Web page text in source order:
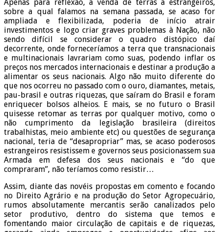
Apenas para reflexão, a venda de terras a estrangeiros,
sobre a qual falamos na semana passada, se acaso for
ampliada e flexibilizada, poderia de início atrair
investimentos e logo criar graves problemas à Nação, não
sendo difícil se considerar o quadro distópico daí
decorrente, onde forneceríamos a terra que transnacionais
e multinacionais lavrariam como suas, podendo inflar os
preços nos mercados internacionais e destinar a produção a
alimentar os seus nacionais. Algo não muito diferente do
que nos ocorreu no passado com o ouro, diamantes, metais,
pau-brasil e outras riquezas, que saíram do Brasil e foram
enriquecer bolsos alheios. E mais, se no futuro o Brasil
quisesse retomar as terras por qualquer motivo, como o
não cumprimento da legislação brasileira (direitos
trabalhistas, meio ambiente etc) ou questões de segurança
nacional, teria de “desapropriar” mas, se acaso poderosos
estrangeiros resistissem e governos seus posicionassem sua
Armada em defesa dos seus nacionais e “do que
compraram”, não teríamos como resistir…
Assim, diante das novéis propostas em comento e focando
no Direito Agrário e na produção do Setor Agropecuário,
rumos absolutamente mercantis serão canalizados pelo
setor produtivo, dentro do sistema que temos e
fomentando maior circulação de capitais e de riquezas,